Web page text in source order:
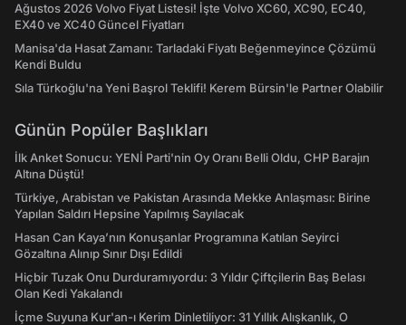
Ağustos 2026 Volvo Fiyat Listesi! İşte Volvo XC60, XC90, EC40,
EX40 ve XC40 Güncel Fiyatları
Manisa'da Hasat Zamanı: Tarladaki Fiyatı Beğenmeyince Çözümü
Kendi Buldu
Sıla Türkoğlu'na Yeni Başrol Teklifi! Kerem Bürsin'le Partner Olabilir
Günün Popüler Başlıkları
İlk Anket Sonucu: YENİ Parti'nin Oy Oranı Belli Oldu, CHP Barajın
Altına Düştü!
Türkiye, Arabistan ve Pakistan Arasında Mekke Anlaşması: Birine
Yapılan Saldırı Hepsine Yapılmış Sayılacak
Hasan Can Kaya’nın Konuşanlar Programına Katılan Seyirci
Gözaltına Alınıp Sınır Dışı Edildi
Hiçbir Tuzak Onu Durduramıyordu: 3 Yıldır Çiftçilerin Baş Belası
Olan Kedi Yakalandı
İçme Suyuna Kur'an-ı Kerim Dinletiliyor: 31 Yıllık Alışkanlık, O